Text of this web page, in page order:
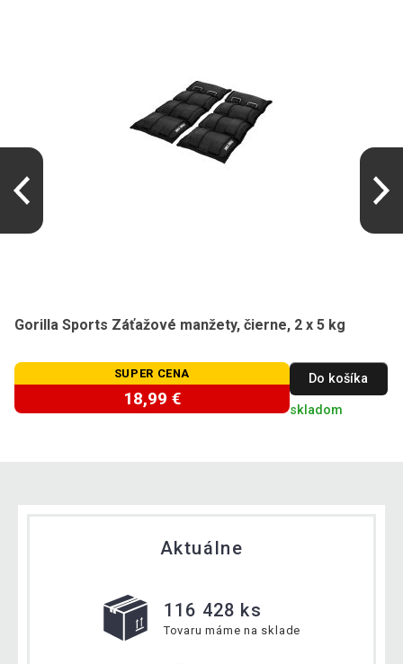
Gorilla Sports Záťažové manžety, čierne, 2 x 5 kg
SUPER CENA
18,99 €
Do košíka
skladom
Aktuálne
116 428 ks
Tovaru máme na sklade